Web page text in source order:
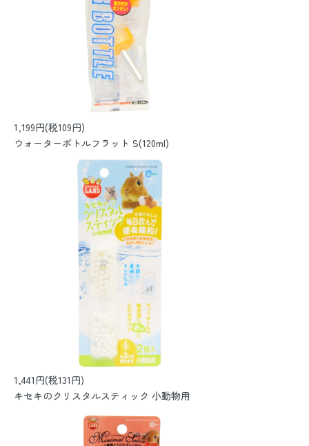
1,199円(税109円)
ウォーターボトルフラット S(120ml)
1,441円(税131円)
キセキのクリスタルスティック 小動物用